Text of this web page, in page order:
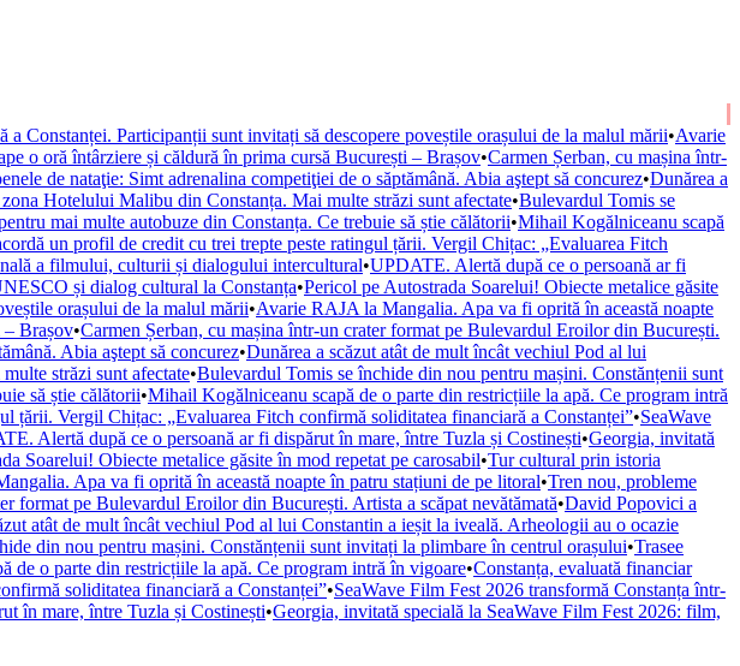
Constanței. Participanții sunt invitați să descopere poveștile orașului de la malul mării•Avarie
o oră întârziere și căldură în prima cursă București – Brașov•Carmen Șerban, cu mașina într-
de nataţie: Simt adrenalina competiţiei de o săptămână. Abia aştept să concurez•Dunărea a
Hotelului Malibu din Constanța. Mai multe străzi sunt afectate•Bulevardul Tomis se
mai multe autobuze din Constanța. Ce trebuie să știe călătorii•Mihail Kogălniceanu scapă
un profil de credit cu trei trepte peste ratingul țării. Vergil Chițac: „Evaluarea Fitch
a filmului, culturii și dialogului intercultural•UPDATE. Alertă după ce o persoană ar fi
și dialog cultural la Constanța•Pericol pe Autostrada Soarelui! Obiecte metalice găsite
orașului de la malul mării•Avarie RAJA la Mangalia. Apa va fi oprită în această noapte
– Brașov•Carmen Șerban, cu mașina într-un crater format pe Bulevardul Eroilor din București.
Abia aştept să concurez•Dunărea a scăzut atât de mult încât vechiul Pod al lui
străzi sunt afectate•Bulevardul Tomis se închide din nou pentru mașini. Constănțenii sunt
să știe călătorii•Mihail Kogălniceanu scapă de o parte din restricțiile la apă. Ce program intră
țării. Vergil Chițac: „Evaluarea Fitch confirmă soliditatea financiară a Constanței”•SeaWave
Alertă după ce o persoană ar fi dispărut în mare, între Tuzla și Costinești•Georgia, invitată
Soarelui! Obiecte metalice găsite în mod repetat pe carosabil•Tur cultural prin istoria
Apa va fi oprită în această noapte în patru stațiuni de pe litoral•Tren nou, probleme
format pe Bulevardul Eroilor din București. Artista a scăpat nevătămată•David Popovici a
atât de mult încât vechiul Pod al lui Constantin a ieșit la iveală. Arheologii au o ocazie
din nou pentru mașini. Constănțenii sunt invitați la plimbare în centrul orașului•Trasee
de o parte din restricțiile la apă. Ce program intră în vigoare•Constanța, evaluată financiar
soliditatea financiară a Constanței”•SeaWave Film Fest 2026 transformă Constanța într-
în mare, între Tuzla și Costinești•Georgia, invitată specială la SeaWave Film Fest 2026: film,